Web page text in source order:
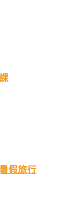
假旅行